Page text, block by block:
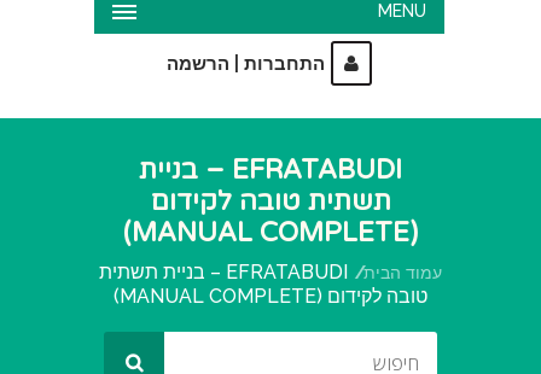
MENU
התחברות הרשמה
EFRATABUDI – בניית
תשתית טובה לקידום
(MANUAL COMPLETE)
עמוד הבית
EFRATABUDI – בניית תשתית
טובה לקידום (MANUAL COMPLETE)